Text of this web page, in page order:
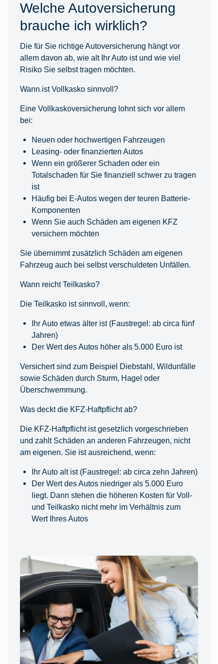
Welche Autoversicherung
brauche ich wirklich?
Die für Sie richtige Autoversicherung hängt vor
allem davon ab, wie alt Ihr Auto ist und wie viel
Risiko Sie selbst tragen möchten.
Wann ist Vollkasko sinnvoll?
Eine Vollkaskoversicherung lohnt sich vor allem
bei:
Neuen oder hochwertigen Fahrzeugen
Leasing- oder finanzierten Autos
Wenn ein größerer Schaden oder ein
Totalschaden für Sie finanziell schwer zu tragen
ist
Häufig bei E-Autos wegen der teuren Batterie-
Komponenten
Wenn Sie auch Schäden am eigenen KFZ
versichern möchten
Sie übernimmt zusätzlich Schäden am eigenen
Fahrzeug auch bei selbst verschuldeten Unfällen.
Wann reicht Teilkasko?
Die Teilkasko ist sinnvoll, wenn:
Ihr Auto etwas älter ist (Faustregel: ab circa fünf
Jahren)
Der Wert des Autos höher als 5.000 Euro ist
Versichert sind zum Beispiel Diebstahl, Wildunfälle
sowie Schäden durch Sturm, Hagel oder
Überschwemmung.
Was deckt die KFZ-Haftpflicht ab?
Die KFZ-Haftpflicht ist gesetzlich vorgeschrieben
und zahlt Schäden an anderen Fahrzeugen, nicht
am eigenen. Sie ist ausreichend, wenn:
Ihr Auto alt ist (Faustregel: ab circa zehn Jahren)
Der Wert des Autos niedriger als 5.000 Euro
liegt. Dann stehen die höheren Kosten für Voll-
und Teilkasko nicht mehr im Verhältnis zum
Wert Ihres Autos